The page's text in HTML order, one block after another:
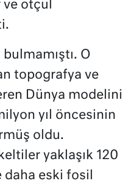
ve otçul
O
topografya ve
Dünya modelini
yıl öncesinin
oldu.
yaklaşık 120
daha eski fosil